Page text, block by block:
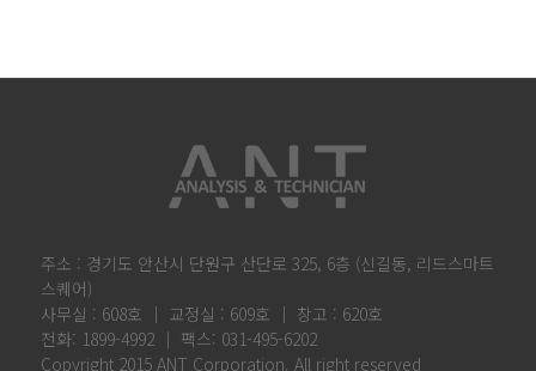
주소 : 경기도 안산시 단원구 산단로 325, 6층 (신길동, 리드스마트
스퀘어)
사무실 : 608호 │ 교정실 : 609호 │ 창고 : 620호
전화: 1899-4992 │ 팩스: 031-495-6202
Copyright 2015 ANT Corporation. All right reserved